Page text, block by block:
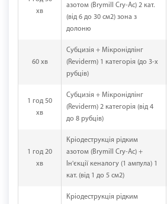
хв
азотом (Brymill Cry-Ac) 2 кат.
(від 6 до 30 см2) зона з
долоню
60 хв
Субцизія + Мікронідлінг
(Reviderm) 1 категорія (до 3-х
рубців)
1 год 50
хв
Субцизія + Мікронідлінг
(Reviderm) 2 категорія (від 4
до 8 рубців)
1 год 20
хв
Кріодеструкція рідким
азотом (Brymill Cry-Ac) +
Ін'єкції кеналогу (1 ампула) 1
кат. (від 1 до 5 см2)
Кріодеструкція рідким